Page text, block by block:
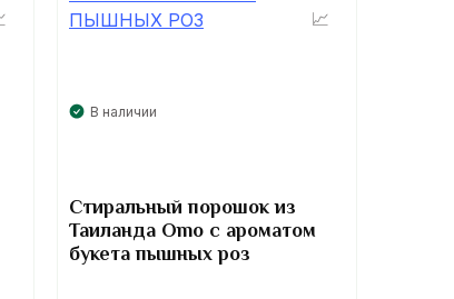
В наличии
Стиральный порошок из
Таиланда Omo с ароматом
букета пышных роз